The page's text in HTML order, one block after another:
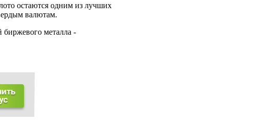
остаются одним из лучших
валютам.
биржевого металла -